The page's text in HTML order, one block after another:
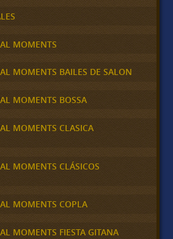
MOMENTS
MOMENTS BAILES DE SALON
MOMENTS BOSSA
MOMENTS CLASICA
MOMENTS CLÁSICOS
MOMENTS COPLA
MOMENTS FIESTA GITANA